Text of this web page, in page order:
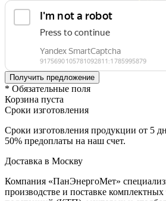
* Обязательные поля
Корзина пуста
Сроки изготовления
Сроки изготовления продукции от 5
50% предоплаты на наш счет.
Доставка в Москву
Компания «ПанЭнергоМет»
производстве и поставке